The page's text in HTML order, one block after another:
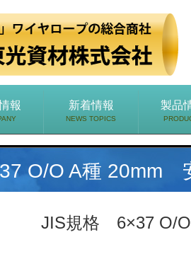
報 新着情報
NEWS TOPICS
製品
O/O A種 20mm
JIS規格 6×37 O/